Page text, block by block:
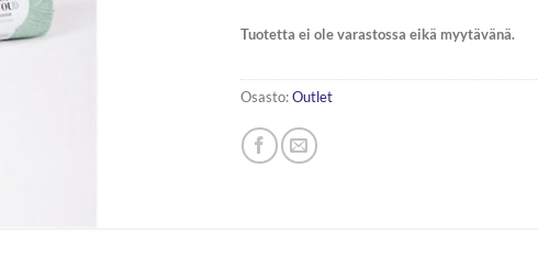
Tuotetta ei ole varastossa eikä myytävänä.
Osasto:Outlet